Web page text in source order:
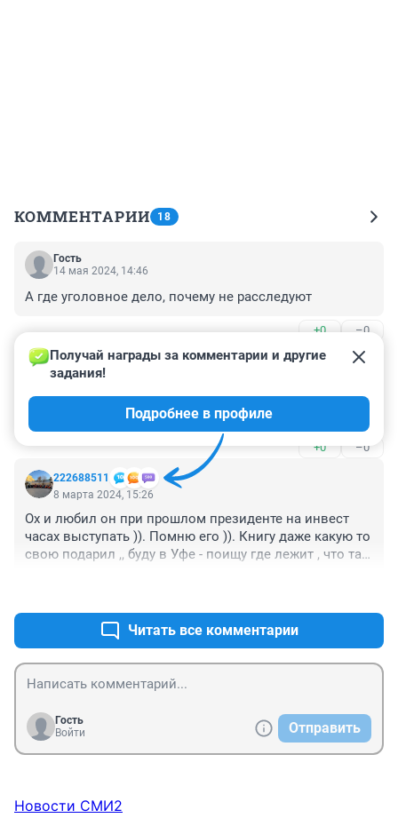
КОММЕНТАРИИ 18
Гость
14 мая 2024, 14:46
А где уголовное дело, почему не расследуют
+0 –0
Гость
24 марта 2024, 00:13
На сегодняшний день всего 13% отдали... Не
дождёмся мы своих денег никогда...
+0 –0
222688511
Получай награды за комментарии и другие
задания!
Подробнее в профиле
8 марта 2024, 15:26
Ох и любил он при прошлом президенте на инвест
часах выступать )). Помню его )). Книгу даже какую то
свою подарил ,, буду в Уфе - поищу где лежит , что там
Читать все комментарии
Гость
Войти
Отправить
Новости СМИ2